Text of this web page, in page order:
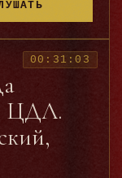
Рейхе,
высшее
кино.
ЦДЛ.
00:31:03